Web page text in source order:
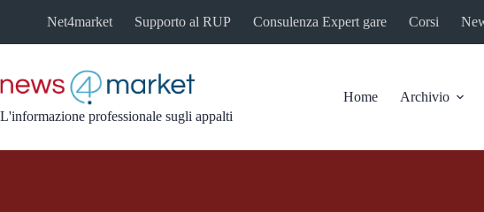
Net4market Supporto al RUP Consulenza Expert gare Corsi
L'informazione professionale sugli appalti
Home Archivio